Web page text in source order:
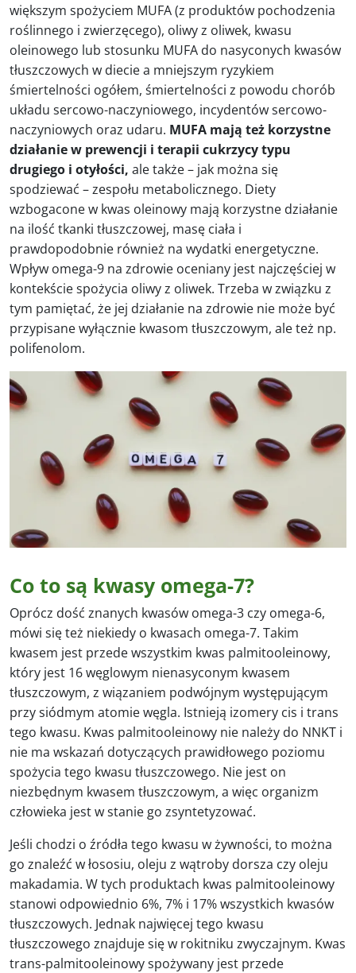
większym spożyciem MUFA (z produktów pochodzenia
roślinnego i zwierzęcego), oliwy z oliwek, kwasu
oleinowego lub stosunku MUFA do nasyconych kwasów
tłuszczowych w diecie a mniejszym ryzykiem
śmiertelności ogółem, śmiertelności z powodu chorób
układu sercowo-naczyniowego, incydentów sercowo-
naczyniowych oraz udaru. MUFA mają też korzystne
działanie w prewencji i terapii cukrzycy typu
drugiego i otyłości, ale także – jak można się
spodziewać – zespołu metabolicznego. Diety
wzbogacone w kwas oleinowy mają korzystne działanie
na ilość tkanki tłuszczowej, masę ciała i
prawdopodobnie również na wydatki energetyczne.
Wpływ omega-9 na zdrowie oceniany jest najczęściej w
kontekście spożycia oliwy z oliwek. Trzeba w związku z
tym pamiętać, że jej działanie na zdrowie nie może być
przypisane wyłącznie kwasom tłuszczowym, ale też np.
polifenolom.
Co to są kwasy omega-7?
Oprócz dość znanych kwasów omega-3 czy omega-6,
mówi się też niekiedy o kwasach omega-7. Takim
kwasem jest przede wszystkim kwas palmitooleinowy,
który jest 16 węglowym nienasyconym kwasem
tłuszczowym, z wiązaniem podwójnym występującym
przy siódmym atomie węgla. Istnieją izomery cis i trans
tego kwasu. Kwas palmitooleinowy nie należy do NNKT i
nie ma wskazań dotyczących prawidłowego poziomu
spożycia tego kwasu tłuszczowego. Nie jest on
niezbędnym kwasem tłuszczowym, a więc organizm
człowieka jest w stanie go zsyntetyzować.
Jeśli chodzi o źródła tego kwasu w żywności, to można
go znaleźć w łososiu, oleju z wątroby dorsza czy oleju
makadamia. W tych produktach kwas palmitooleinowy
stanowi odpowiednio 6%, 7% i 17% wszystkich kwasów
tłuszczowych. Jednak najwięcej tego kwasu
tłuszczowego znajduje się w rokitniku zwyczajnym. Kwas
trans-palmitooleinowy spożywany jest przede